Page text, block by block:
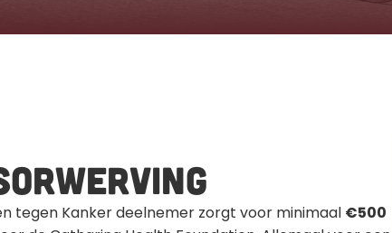
tegen Kanker deelnemer zorgt voor minimaal €500